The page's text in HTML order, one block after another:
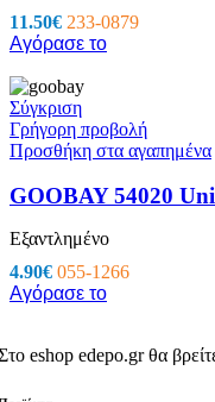
Επίγεια
11.50€ 233-0879
Αγόρασε το
Σύγκριση
Γρήγορη προβολή
Προσθήκη στα αγαπημένα
GOOBAY 54020
Εξαντλημένο
4.90€ 055-1266
Αγόρασε το
eshop edepo.gr θα